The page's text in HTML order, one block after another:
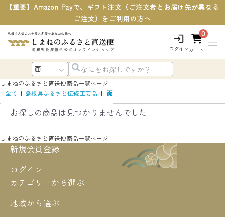
【重要】Amazon Payで、ギフト注文（ご注文者とお届け先が異なる
ご注文）をご利用の方へ
ログイン
0
カート
しまねのふるさと直送便商品一覧ページ
全て | 島根県ふるさと伝統工芸品 | 面
お探しの商品は見つかりませんでした
しまねのふるさと直送便商品一覧ページ
カテゴリーから選ぶ
地域から選ぶ
新規会員登録
ログイン